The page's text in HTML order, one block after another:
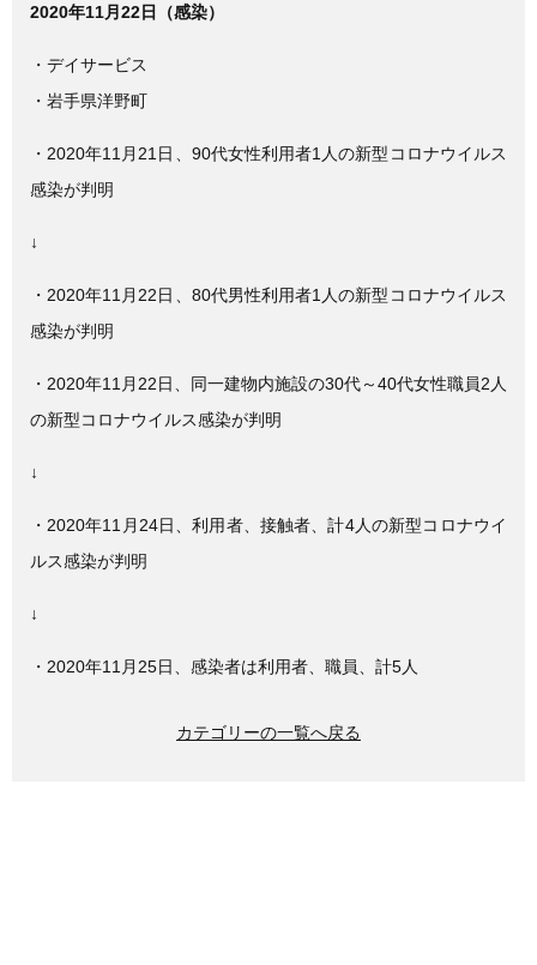
c
e
b
o
o
tt
er
e
2020年11月22日（感染）
・デイサービス
・岩手県洋野町
・2020年11月21日、90代女性利用者1人の新型コロナウイルス
感染が判明
↓
・2020年11月22日、80代男性利用者1人の新型コロナウイルス
感染が判明
・2020年11月22日、同一建物内施設の30代～40代女性職員2人
の新型コロナウイルス感染が判明
↓
・2020年11月24日、利用者、接触者、計4人の新型コロナウイ
ルス感染が判明
↓
・2020年11月25日、感染者は利用者、職員、計5人
カテゴリーの一覧へ戻る